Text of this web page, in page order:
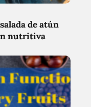
de atún
nutritiva